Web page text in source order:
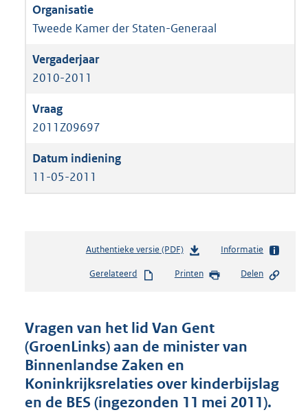
Tweede Kamer der Staten-Generaal
2010-2011
2011Z09697
11-05-2011
Authentieke versie (PDF)b
s
n
d
s
g
r
o
Informatie
Gerelateerd Printen Delen
Vragen van het lid Van Gent
(GroenLinks) aan de minister van
Binnenlandse Zaken en
Koninkrijksrelaties over kinderbijslag
en de BES (ingezonden 11 mei 2011).